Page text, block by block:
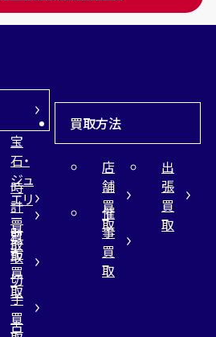
宝
石・
ジュ
エリ
ー
買
取
時
計
買
取
財
布
買
取
切
手
買
古
買取方法
店
舗
買
取
出
張
買
取
催
事
買
取